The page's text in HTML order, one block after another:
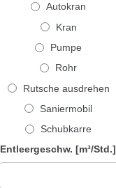
Autokran
Kran
Pumpe
Rohr
Rutsche ausdrehen
Saniermobil
Schubkarre
Entleergeschw. [m³/Std.]